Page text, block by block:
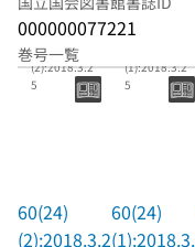
000000077221
巻号一覧
60(24)
(2):2018.3.2
5
60(24)
(2):2018.3.2
(1):2018.3.2
5
60(24)